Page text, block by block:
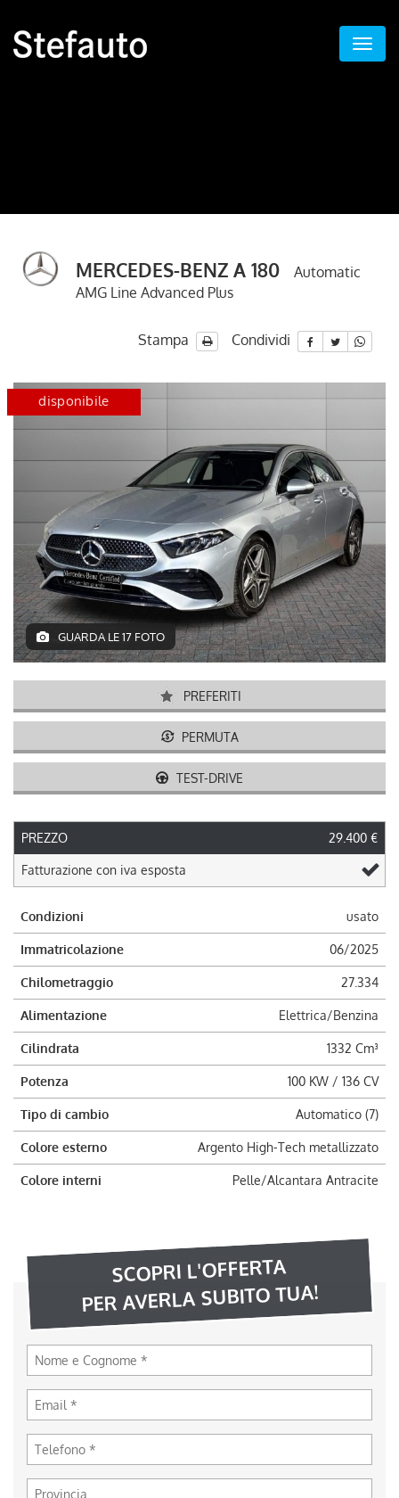
MERCEDES-BENZ A 180
Automatic
AMG Line Advanced Plus
Stampa Condividi
disponibile
GUARDA LE 17 FOTO
PREFERITI
PERMUTA
TEST-DRIVE
PREZZO 29.400 €
Fatturazione con iva esposta
Condizioni usato
Immatricolazione 06/2025
Chilometraggio 27.334
Alimentazione Elettrica/Benzina
Cilindrata 1332 Cm³
Potenza 100 KW / 136 CV
Tipo di cambio Automatico (7)
Colore esterno Argento High-Tech metallizzato
Colore interni Pelle/Alcantara Antracite
SCOPRI L'OFFERTA
PER AVERLA SUBITO TUA!